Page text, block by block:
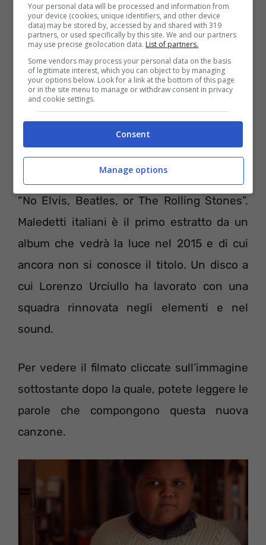
a caso con un rogo in cui, tra politici,
calciatori, personaggi del cinema, della
musica, della televisione, mostri sacri e fieri
rappresentanti della cultura italiana nel
mondo, brucia anche la foto dello stesso
Colapesce. Segno di discontinuità col
passato e bisogno di fare tabula rasa degli
idoli, dei nemici e anche di se stesso, un
po’ come i Clash che nel 1977 cantavano:
“No Elvis, Beatles, or The Rolling Stones”.
Maledetti italiani è il primo estratto da un
album che vedrà la luce nel 2015 e di cui
ancora non si conosce il titolo. Un disco a
cui Lorenzo Urciullo ha lavorato con una
squadra rinnovata negli elementi e nel
sound.
Per vedere il filmato cliccate sull’immagine
sottostante dopo la quale, potete leggere le
parole che compongono questa nuova
canzone.
Your personal data will be processed and information from
your device (cookies, unique identifiers, and other device
data) may be stored by, accessed by and shared with 319
partners, or used specifically by this site. We and our partners
may use precise geolocation data. List of partners.
Some vendors may process your personal data on the basis
of legitimate interest, which you can object to by managing
your options below. Look for a link at the bottom of this page
or in the site menu to manage or withdraw consent in privacy
and cookie settings.
Consent
Manage options